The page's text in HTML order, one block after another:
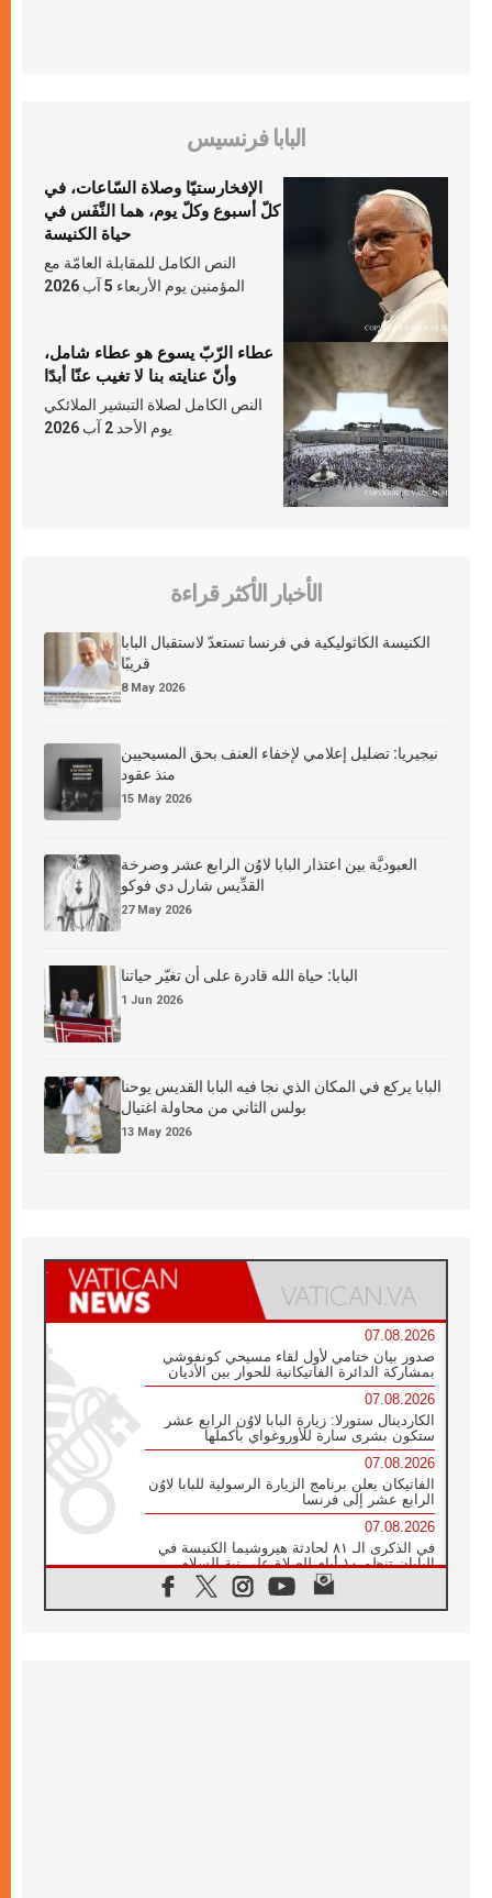
البابا فرنسيس
الإفخارستيّا وصلاة السّاعات، في
كلّ أسبوع وكلّ يوم، هما النَّفَس في
حياة الكنيسة
النص الكامل للمقابلة العامّة مع
المؤمنين يوم الأربعاء 5 آب 2026
عطاء الرّبّ يسوع هو عطاء شامل،
وأنّ عنايته بنا لا تغيب عنّا أبدًا
النص الكامل لصلاة التبشير الملائكي
يوم الأحد 2 آب 2026
الأخبار الأكثر قراءة
الكنيسة الكاثوليكية في فرنسا تستعدّ لاستقبال البابا
قريبًا
8 May 2026
نيجيريا: تضليل إعلامي لإخفاء العنف بحق المسيحيين
منذ عقود
15 May 2026
العبوديَّة بين اعتذار البابا لاوُن الرابع عشر وصرخة
القدِّيس شارل دي فوكو
27 May 2026
البابا: حياة الله قادرة على أن تغيّر حياتنا
1 Jun 2026
البابا يركع في المكان الذي نجا فيه البابا القديس يوحنا
بولس الثاني من محاولة اغتيال
13 May 2026
07.08.2026
صدور بيان ختامي لأول لقاء مسيحي كونفوشي
بمشاركة الدائرة الفاتيكانية للحوار بين الأديان
07.08.2026
الكاردينال ستورلا: زيارة البابا لاوُن الرابع عشر
ستكون بشرى سارة للأوروغواي بأكملها
07.08.2026
الفاتيكان يعلن برنامج الزيارة الرسولية للبابا لاوُن
الرابع عشر إلى فرنسا
07.08.2026
في الذكرى الـ ٨١ لحادثة هيروشيما الكنيسة في
اليابان تنظم ١٠ أيام للصلاة على نية السلام
الكنيسة في الأوروغواي: زيارة البابا ستعزز